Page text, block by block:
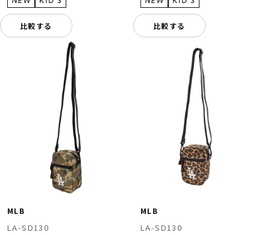
比較する 比較する
MLB
LA-SD130
MLB
LA-SD130